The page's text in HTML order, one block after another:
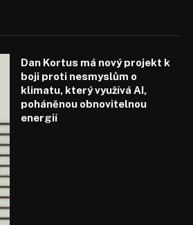
Dan Kortus má nový projekt k
boji proti nesmyslům o
klimatu, který využívá AI,
poháněnou obnovitelnou
energií